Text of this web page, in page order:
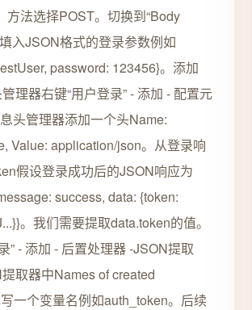
方法选择POST。切换到“Body
入JSON格式的登录参数例如
password: 123456}。添加
理器右键“用户登录” - 添加 - 配置元
头管理器添加一个头Name:
Value: application/json。从登录响
假设登录成功后的JSON响应为
success, data: {token:
。我们需要提取data.token的值。
” - 添加 - 后置处理器 -JSON提取
取器中Names of created
一个变量名例如auth_token。后续